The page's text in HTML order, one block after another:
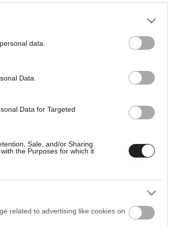
data.
Data.
Data for Targeted
Sale, and/or Sharing
the Purposes for which it
related to advertising like cookies on
díjvárományos
az Egek uráért, teljesen
ugyanakkor maradt a